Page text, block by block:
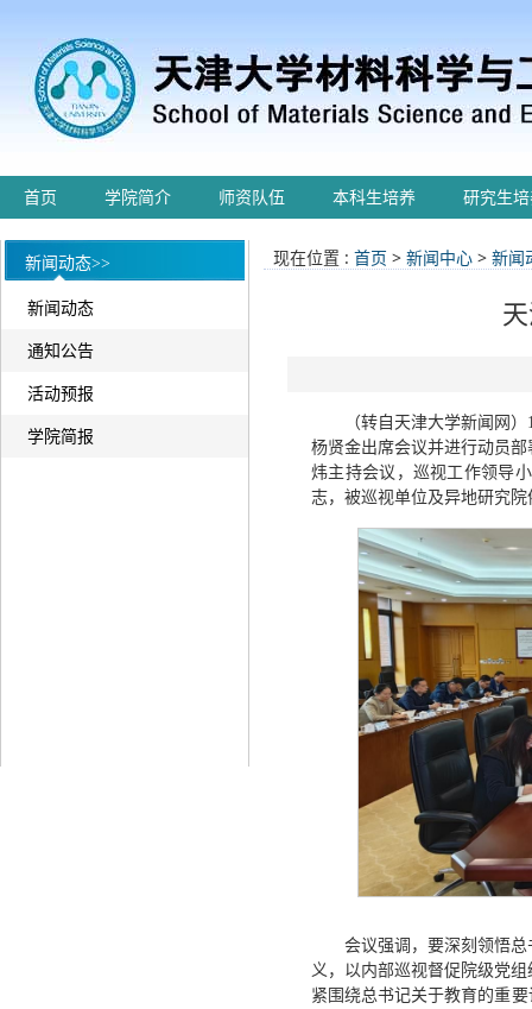
首页 学院简介 师资队伍 本科生培养 研究生
新闻动态>>
新闻动态
通知公告
活动预报
学院简报
现在位置 : 首页 > 新闻中心 > 新闻
（转自天津大学新闻网
杨贤金出席会议并进行动员
炜主持会议，巡视工作领导
志，被巡视单位及异地研究
会议强调，要深刻领悟
义，以内部巡视督促院级党
紧围绕总书记关于教育的重